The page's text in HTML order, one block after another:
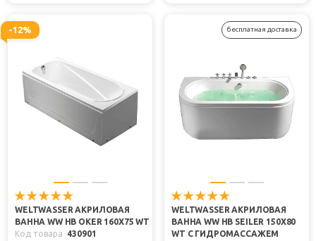
-12%
WELTWASSER АКРИЛОВАЯ
ВАННА WW HB OKER 160X75 WT
Код товара
430901
бесплатная доставка
WELTWASSER АКРИЛОВАЯ
ВАННА WW HB SEILER 150X80
WT С ГИДРОМАССАЖЕМ